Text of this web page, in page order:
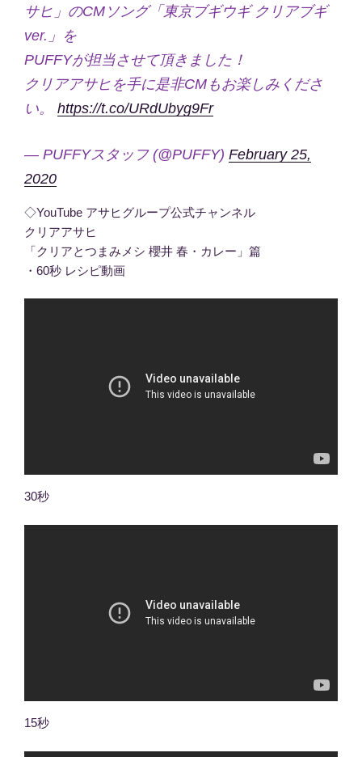
サヒ」のCMソング「東京ブギウギ クリアブギ
ver.」を
PUFFYが担当させて頂きました！
クリアアサヒを手に是非CMもお楽しみくださ
い。 https://t.co/URdUbyg9Fr
— PUFFYスタッフ (@PUFFY) February 25,
2020
◇YouTube アサヒグループ公式チャンネル
クリアアサヒ
「クリアとつまみメシ 櫻井 春・カレー」篇
・60秒 レシピ動画
30秒
15秒